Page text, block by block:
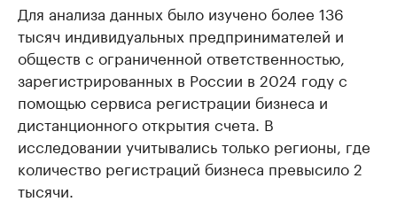
Для анализа данных было изучено более 136
тысяч индивидуальных предпринимателей и
обществ с ограниченной ответственностью,
зарегистрированных в России в 2024 году с
помощью сервиса регистрации бизнеса и
дистанционного открытия счета. В
исследовании учитывались только регионы, где
количество регистраций бизнеса превысило 2
тысячи.